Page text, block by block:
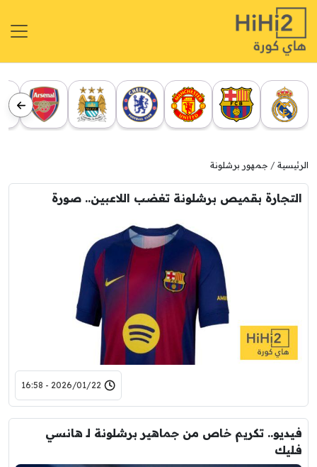
الرئيسية جمهور برشلونة
التجارة بقميص برشلونة تغضب اللاعبين.. صورة
2026/01/22 - 16:58
فيديو.. تكريم خاص من جماهير برشلونة لـ هانسي
فليك